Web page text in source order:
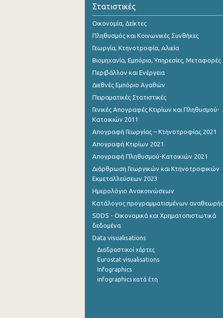
Στατιστικές
Οικονομία, Δείκτες
Πληθυσμός και Κοινωνικές Συνθήκες
Γεωργία, Κτηνοτροφία, Αλιεία
Βιομηχανία, Εμπόριο, Υπηρεσίες, Μεταφορές
Περιβάλλον και Ενέργεια
Διεθνές Εμπόριο Αγαθών
Πειραματικές Στατιστικές
Γενικές Απογραφές Κτιρίων και Πληθυσμού-
Κατοικιών 2011
Απογραφή Γεωργίας – Κτηνοτροφίας 2021
Απογραφή Κτιρίων 2021
Απογραφή Πληθυσμού-Κατοικιών 2021
Διάρθρωση Γεωργικών και Κτηνοτροφικών
Εκμεταλλεύσεων 2023
Ημερολόγιο Ανακοινώσεων
Κατάλογος προγραμματισμένων
SDDS - Οικονομικά και Χρηματοπιστωτικά
δεδομένα
Data visualisations
Διαδραστικοί χάρτες
Eurostat visualisations
Infographics
infographics κατά έτη